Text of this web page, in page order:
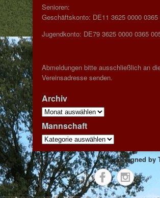
Senioren:
Geschäftskonto: DE11 3625 0000 0365
Jugendkonto: DE79 3625 0000 0365
Abmeldungen bitte ausschließlich an
Vereinsadresse senden.
Archiv
Archiv
Mannschaft
Mannschaft
© 2014 Designed by